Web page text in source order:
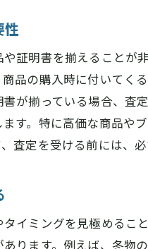
査定前
査定時
査定結
買取
業者の
性
証明書を揃えることが
品の購入時に付いてく
が揃っている場合、査
す。特に高価な商品や
査定を受ける前には、
イミングを見極めるこ
ります。例えば、冬物